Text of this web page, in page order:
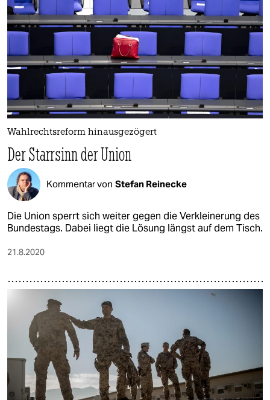
Wahlrechtsreform hinausgezögert
Der Starrsinn der Union
Kommentar von Stefan Reinecke
Die Union sperrt sich weiter gegen die Verkleinerung des
Bundestags. Dabei liegt die Lösung längst auf dem Tisch.
21.8.2020